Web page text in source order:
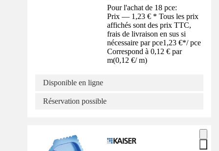
Pour l'achat de 18 pce:
Prix — 1,23 € * Tous les prix
affichés sont des prix TTC,
frais de livraison en sus si
nécessaire par pce1,23 €*/ pce
Correspond à 0,12 € par
m(0,12 €/ m)
Disponible en ligne
Réservation possible